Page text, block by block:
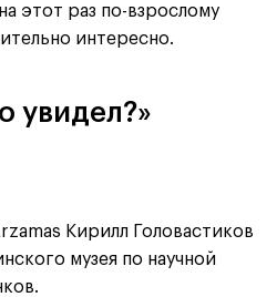
этот раз по-взрослому
интересно.
увидел?»
Кирилл Головастиков
музея по научной